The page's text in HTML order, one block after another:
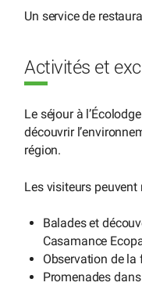
Un service de
Activités et
Le séjour à
découvrir
région.
Les visiteurs
Balades et
Casamance
Observation de
Promenades